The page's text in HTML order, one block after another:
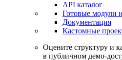
Получить доступ
API & Data Feed
API and Data Feed
Готовые модули
Документация